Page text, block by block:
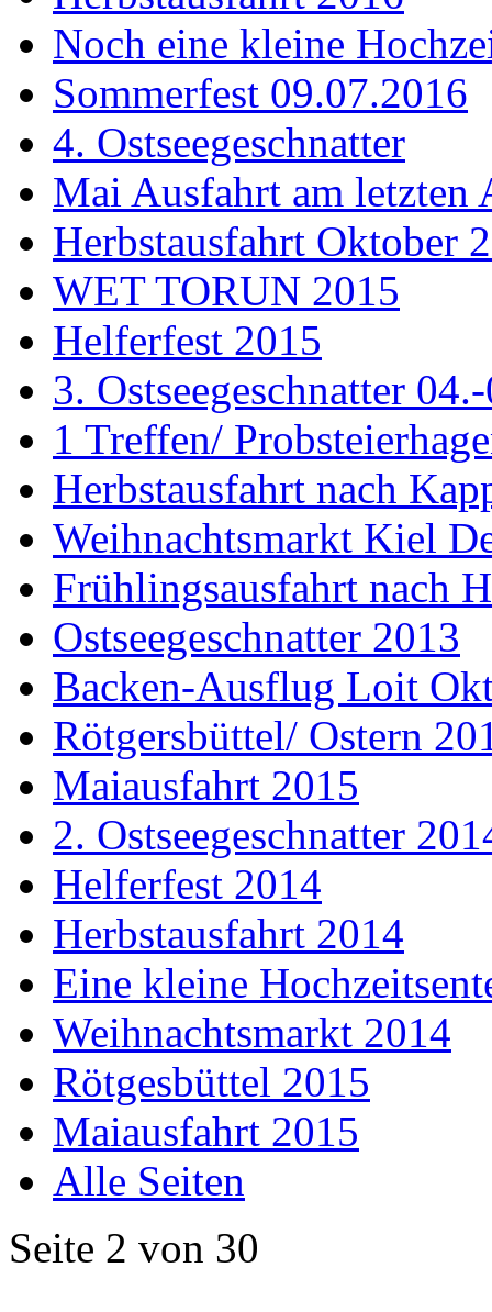
Noch eine kleine
Sommerfest 09.07.2016
4. Ostseegeschnatter
Mai Ausfahrt am letzten
Herbstausfahrt Oktober
WET TORUN 2015
Helferfest 2015
3. Ostseegeschnatter
1 Treffen/
Herbstausfahrt nach
Weihnachtsmarkt Kiel
Frühlingsausfahrt nach
Ostseegeschnatter 2013
Backen-Ausflug Loit
Rötgersbüttel/ Ostern
Maiausfahrt 2015
2. Ostseegeschnatter
Helferfest 2014
Herbstausfahrt 2014
Eine kleine
Weihnachtsmarkt 2014
Rötgesbüttel 2015
Maiausfahrt 2015
Alle Seiten
Seite 2 von 30